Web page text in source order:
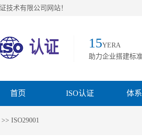
技术有限公司网站！
15YERA
助力企业搭建标
首页 ISO认证 体
>> ISO29001